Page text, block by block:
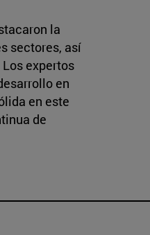
la
sectores, así
expertos
en
en este
de